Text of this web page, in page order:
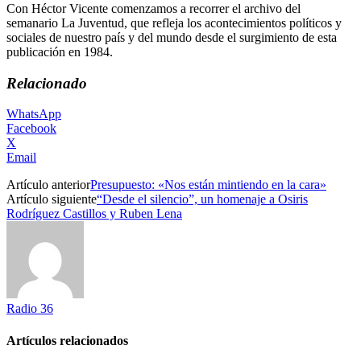
Con Héctor Vicente comenzamos a recorrer el archivo del
semanario La Juventud, que refleja los acontecimientos políticos y
sociales de nuestro país y del mundo desde el surgimiento de esta
publicación en 1984.
Relacionado
WhatsApp
Facebook
X
Email
Artículo anteriorPresupuesto: «Nos están mintiendo en la cara»
Artículo siguiente“Desde el silencio”, un homenaje a Osiris
Rodríguez Castillos y Ruben Lena
Radio 36
Artículos relacionados